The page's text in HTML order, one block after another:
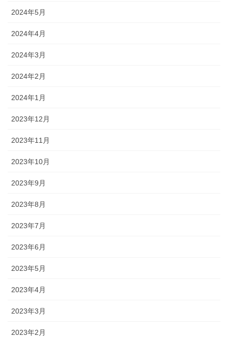
2024年5月
2024年4月
2024年3月
2024年2月
2024年1月
2023年12月
2023年11月
2023年10月
2023年9月
2023年8月
2023年7月
2023年6月
2023年5月
2023年4月
2023年3月
2023年2月